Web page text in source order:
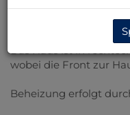
Das Haus liegt auf
bietet ca. 300m²
Das Haus ist in
wobei die Front zur
Beheizung erfolgt